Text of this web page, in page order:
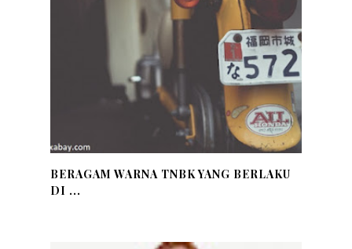
BERAGAM WARNA TNBK YANG BERLAKU
DI ...